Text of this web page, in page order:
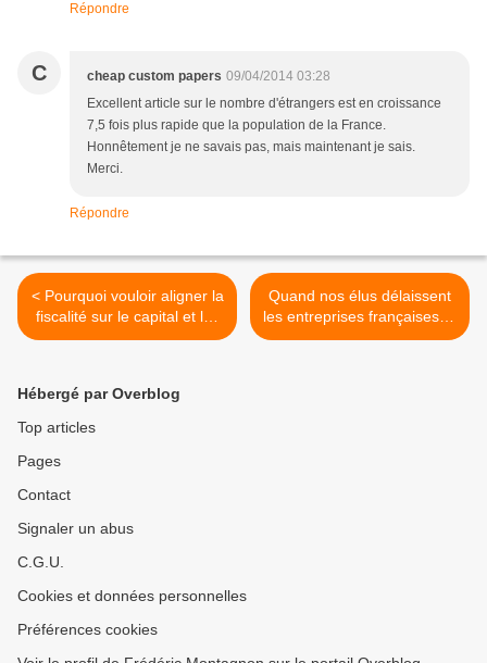
Répondre
C cheap custom papers 09/04/2014 03:28
Excellent article sur le nombre d'étrangers est en croissance
7,5 fois plus rapide que la population de la France.
Honnêtement je ne savais pas, mais maintenant je sais.
Merci.
Répondre
< Pourquoi vouloir aligner la
fiscalité sur le capital et les
salaires est dangereux pour
Quand nos élus délaissent
les entreprises françaises et
préfèrent les américaines >
Hébergé par Overblog
Top articles
Pages
Contact
Signaler un abus
C.G.U.
Cookies et données personnelles
Préférences cookies